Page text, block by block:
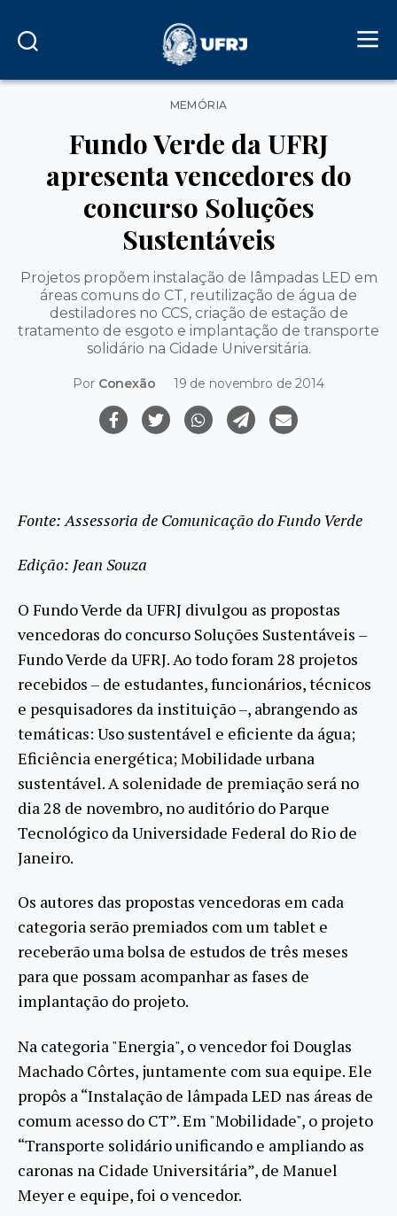
Categorias
MEMÓRIA
Fundo Verde da UFRJ
apresenta vencedores do
concurso Soluções
Sustentáveis
Projetos propõem instalação de lâmpadas LED em
áreas comuns do CT, reutilização de água de
destiladores no CCS, criação de estação de
tratamento de esgoto e implantação de transporte
solidário na Cidade Universitária.
Por Conexão 19 de novembro de 2014
Fonte: Assessoria de Comunicação do Fundo Verde
Edição: Jean Souza
O Fundo Verde da UFRJ divulgou as propostas
vencedoras do concurso Soluções Sustentáveis –
Fundo Verde da UFRJ. Ao todo foram 28 projetos
recebidos – de estudantes, funcionários, técnicos
e pesquisadores da instituição –, abrangendo as
temáticas: Uso sustentável e eficiente da água;
Eficiência energética; Mobilidade urbana
sustentável. A solenidade de premiação será no
dia 28 de novembro, no auditório do Parque
Tecnológico da Universidade Federal do Rio de
Janeiro.
Os autores das propostas vencedoras em cada
categoria serão premiados com um tablet e
receberão uma bolsa de estudos de três meses
para que possam acompanhar as fases de
implantação do projeto.
Na categoria "Energia", o vencedor foi Douglas
Machado Côrtes, juntamente com sua equipe. Ele
propôs a “Instalação de lâmpada LED nas áreas de
comum acesso do CT”. Em "Mobilidade", o projeto
“Transporte solidário unificando e ampliando as
caronas na Cidade Universitária”, de Manuel
Meyer e equipe, foi o vencedor.